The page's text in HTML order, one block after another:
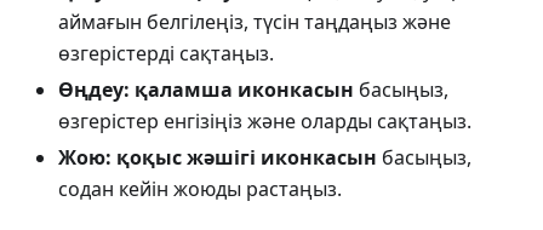
аймағын белгілеңіз, түсін таңдаңыз және
өзгерістерді сақтаңыз.
Өңдеу: қаламша иконкасын басыңыз,
өзгерістер енгізіңіз және оларды сақтаңыз.
Жою: қоқыс жәшігі иконкасын басыңыз,
содан кейін жоюды растаңыз.